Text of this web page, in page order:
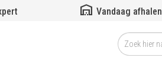
warehouse Vandaag afhalen